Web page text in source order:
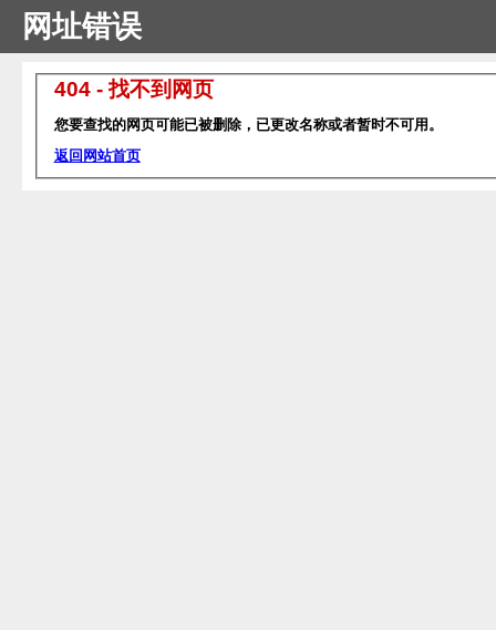
网址错误
404 - 找不到网页
您要查找的网页可能已被删除，已更改名称或者暂时不可用。
返回网站首页